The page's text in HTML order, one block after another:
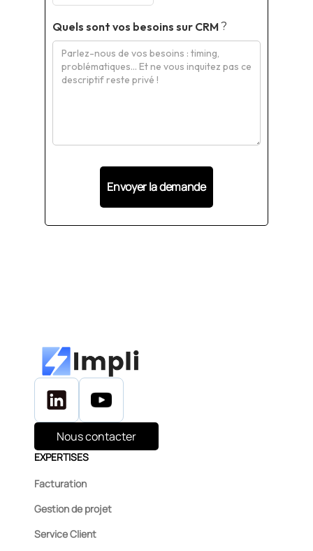
Quels sont vos besoins sur CRM?
Nous contacter
EXPERTISES
Facturation
Gestion de projet
Service Client